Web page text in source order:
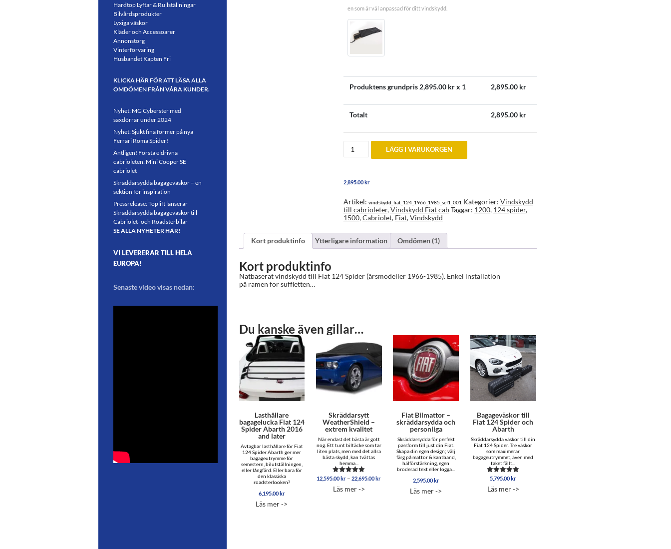
en som är väl anpassad för ditt vindskydd.
Produktens grundpris 2,895.00kr x 1 2,895.00kr
Totalt 2,895.00kr
Vindskydd
Fiat
Spider
till
1985
mängd
LÄGG I VARUKORGEN
2,895.00kr
Artikel: vindskydd_fiat_124_1966_1985_scf1_001 Kategorier: Vindskydd
till cabrioleter,Vindskydd Fiat cabTaggar: 1200, 124 spider,
1500,Cabriolet, Fiat,Vindskydd
Kort produktinfo Ytterligare information Omdömen (1)
Kort produktinfo
Nätbaserat vindskydd till Fiat 124 Spider (årsmodeller 1966-1985). Enkel installation
på ramen för suffletten…
Du kanske även gillar…
Lasthållare
bagagelucka Fiat 124
Spider Abarth 2016
and later
Avtagbar lasthållare för Fiat
124 Spider Abarth ger mer
bagageutrymme för
semestern, bilutställningen,
eller långfärd. Eller bara för
den klassiska
roadsterlooken?
6,195.00kr
Läs mer ->
Skräddarsytt
WeatherShield –
extrem kvalitet
När endast det bästa är gott
nog. Ett tunt biltäcke som tar
liten plats, men med det allra
bästa skydd, kan tvättas
hemma...
Betygsatt
av 5
12,595.00kr – 22,695.00krPrisintervall:
12,595.00 kr
Läs mer ->
Fiat Bilmattor –
skräddarsydda och
personliga
Skräddarsydda för perfekt
passform till just din Fiat.
Skapa din egen design; välj
färg på mattor & kantband,
hälförstärkning, egen
broderad text eller logga...
2,595.00kr
Läs mer ->
Bagageväskor till
Fiat 124 Spider och
Abarth
Skräddarsydda väskor till din
Fiat 124 Spider. Tre väskor
som maximerar
bagageutrymmet, även med
taket fällt...
Betygsatt
av 5
5,795.00kr
Läs mer ->
Hardtop Lyftar & Rullställningar
Bilvårdsprodukter
Lyxiga väskor
Kläder och Accessoarer
Annonstorg
Vinterförvaring
Husbandet Kapten Fri
KLICKA HÄR FÖR ATT LÄSA ALLA
OMDÖMEN FRÅN VÅRA KUNDER.
Nyhet: MG Cyberster med
saxdörrar under 2024
Nyhet: Sjukt fina former på nya
Ferrari Roma Spider!
Äntligen! Första eldrivna
cabrioleten: Mini Cooper SE
cabriolet
Skräddarsydda bagageväskor – en
sektion för inspiration
Pressrelease: Toplift lanserar
Skräddarsydda bagageväskor till
Cabriolet- och Roadsterbilar
SE ALLA NYHETER HÄR!
VI LEVERERAR TILL HELA
EUROPA!
Senaste video visas nedan: